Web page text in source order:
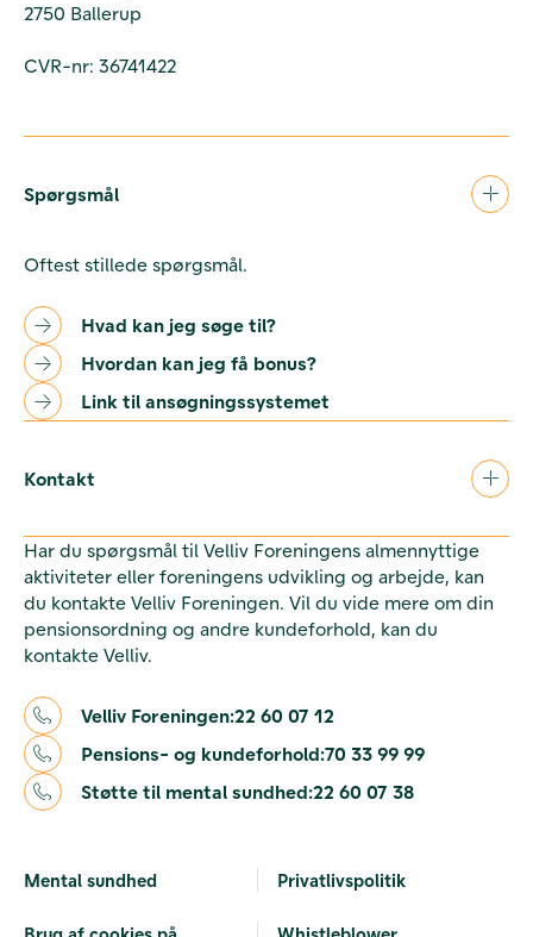
2750 Ballerup
CVR-nr: 36741422
Spørgsmål
Oftest stillede spørgsmål.
Hvad kan jeg søge til?
Hvordan kan jeg få bonus?
Link til ansøgningssystemet
Kontakt
Har du spørgsmål til Velliv Foreningens almennyttige
aktiviteter eller foreningens udvikling og arbejde, kan
du kontakte Velliv Foreningen. Vil du vide mere om din
pensionsordning og andre kundeforhold, kan du
kontakte Velliv.
Velliv Foreningen:22 60 07 12
Pensions- og kundeforhold:70 33 99 99
Støtte til mental sundhed:22 60 07 38
Mental sundhed Privatlivspolitik